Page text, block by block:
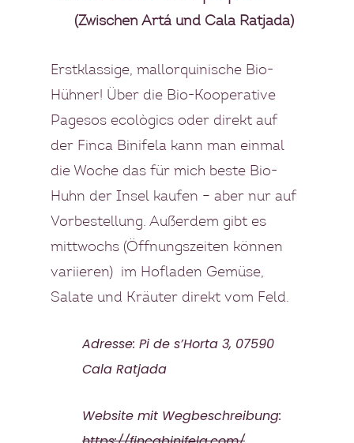
(Zwischen Artá und Cala Ratjada)
Erstklassige, mallorquinische Bio-
Hühner! Über die Bio-Kooperative
Pagesos ecològics oder direkt auf
der Finca Binifela kann man einmal
die Woche das für mich beste Bio-
Huhn der Insel kaufen – aber nur auf
Vorbestellung. Außerdem gibt es
mittwochs (Öffnungszeiten können
variieren) im Hofladen Gemüse,
Salate und Kräuter direkt vom Feld.
Adresse: Pi de s’Horta 3, 07590
Cala Ratjada
Website mit Wegbeschreibung: